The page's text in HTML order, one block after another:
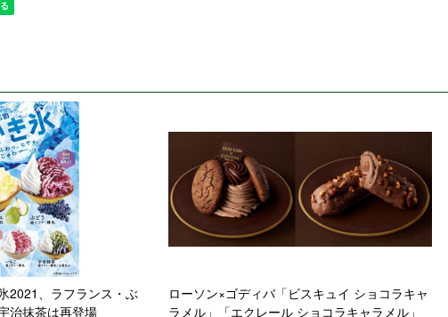
2021、ラフランス・ぶ
治抹茶は再登場
ローソン×ゴディバ「ビスキュイ ショコラキャ
ラメル」「エクレール ショコラキャラメル」